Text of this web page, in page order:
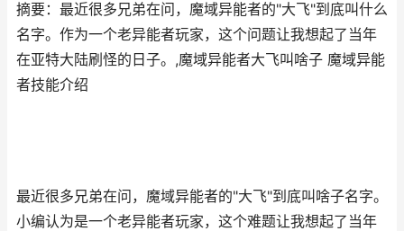
摘要：最近很多兄弟在问，魔域异能者的"大飞"到底叫什么
名字。作为一个老异能者玩家，这个问题让我想起了当年
在亚特大陆刷怪的日子。,魔域异能者大飞叫啥子 魔域异能
者技能介绍
最近很多兄弟在问，魔域异能者的"大飞"到底叫啥子名字。
小编认为是一个老异能者玩家，这个难题让我想起了当年